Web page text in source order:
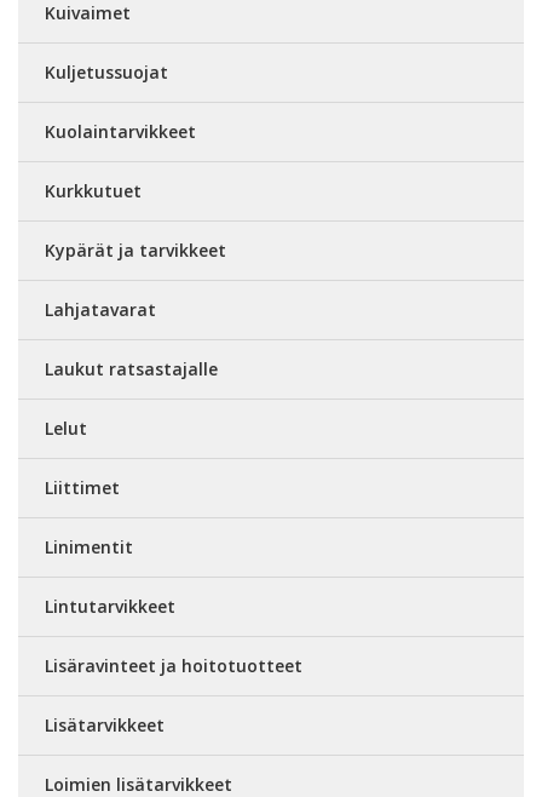
Kuivaimet
Kuljetussuojat
Kuolaintarvikkeet
Kurkkutuet
Kypärät ja tarvikkeet
Lahjatavarat
Laukut ratsastajalle
Lelut
Liittimet
Linimentit
Lintutarvikkeet
Lisäravinteet ja hoitotuotteet
Lisätarvikkeet
Loimien lisätarvikkeet